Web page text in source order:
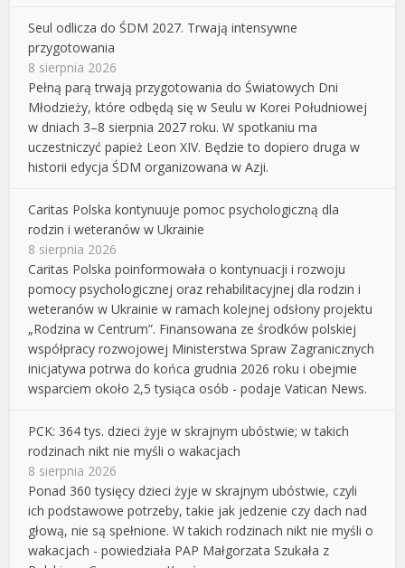
Seul odlicza do ŚDM 2027. Trwają intensywne
przygotowania
8 sierpnia 2026
Pełną parą trwają przygotowania do Światowych Dni
Młodzieży, które odbędą się w Seulu w Korei Południowej
w dniach 3–8 sierpnia 2027 roku. W spotkaniu ma
uczestniczyć papież Leon XIV. Będzie to dopiero druga w
historii edycja ŚDM organizowana w Azji.
Caritas Polska kontynuuje pomoc psychologiczną dla
rodzin i weteranów w Ukrainie
8 sierpnia 2026
Caritas Polska poinformowała o kontynuacji i rozwoju
pomocy psychologicznej oraz rehabilitacyjnej dla rodzin i
weteranów w Ukrainie w ramach kolejnej odsłony projektu
„Rodzina w Centrum”. Finansowana ze środków polskiej
współpracy rozwojowej Ministerstwa Spraw Zagranicznych
inicjatywa potrwa do końca grudnia 2026 roku i obejmie
wsparciem około 2,5 tysiąca osób - podaje Vatican News.
PCK: 364 tys. dzieci żyje w skrajnym ubóstwie; w takich
rodzinach nikt nie myśli o wakacjach
8 sierpnia 2026
Ponad 360 tysięcy dzieci żyje w skrajnym ubóstwie, czyli
ich podstawowe potrzeby, takie jak jedzenie czy dach nad
głową, nie są spełnione. W takich rodzinach nikt nie myśli o
wakacjach - powiedziała PAP Małgorzata Szukała z